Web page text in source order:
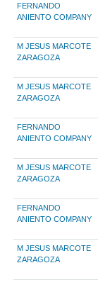
FERNANDO
ANIENTO COMPANY
M JESUS MARCOTE
ZARAGOZA
M JESUS MARCOTE
ZARAGOZA
FERNANDO
ANIENTO COMPANY
M JESUS MARCOTE
ZARAGOZA
FERNANDO
ANIENTO COMPANY
M JESUS MARCOTE
ZARAGOZA